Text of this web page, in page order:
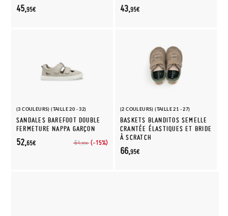
45,95€ 43,95€
(3 COULEURS) (TAILLE 20 - 32)
SANDALES BAREFOOT DOUBLE
FERMETURE NAPPA GARÇON
61,95€ (-15%)
52,65€
(2 COULEURS) (TAILLE 21 - 27)
BASKETS BLANDITOS SEMELLE
CRANTÉE ÉLASTIQUES ET BRIDE
À SCRATCH
66,95€